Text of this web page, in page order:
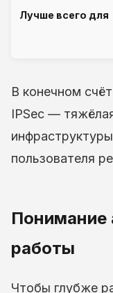
Лучше всего для
В конечном
IPSec —
пользователя
Понимание
работы
Чтобы глубже